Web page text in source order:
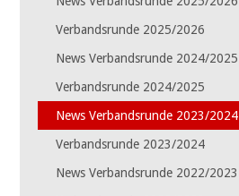
Verbandsrunde 2025/2026
News Verbandsrunde 2024/2025
Verbandsrunde 2024/2025
News Verbandsrunde 2023/2024
Verbandsrunde 2023/2024
News Verbandsrunde 2022/2023